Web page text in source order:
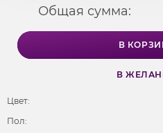
Общая сумма:
В
В
Цвет:
Пол: